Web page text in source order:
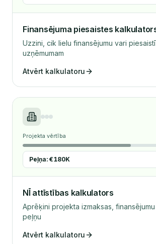
Finansējuma piesaistes
Uzzini, cik lielu finansējumu vari
uzņēmumam
Atvērt kalkulatoru
Projekta vērtība
Peļņa: €180K
NĪ attīstības kalkulators
Aprēķini projekta izmaksas,
peļņu
Atvērt kalkulatoru